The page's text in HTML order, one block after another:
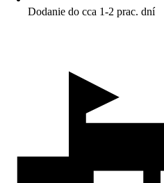
Dodanie do cca 1-2 prac. dní